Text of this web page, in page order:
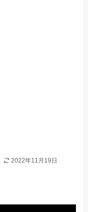
2022年11月19日